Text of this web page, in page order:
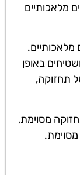
מלאכותיים
מלאכותיים.
באופן
תחזוקה,
מסוימת,